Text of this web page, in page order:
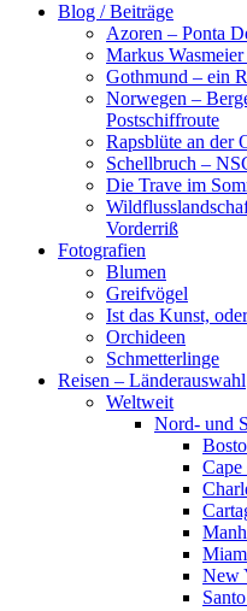
Blog / Beiträge
Azoren – Ponta
Markus
Gothmund – ein
Norwegen –
Postschiffroute
Rapsblüte an der
Schellbruch –
Die Trave im
Vorderriß
Fotografien
Blumen
Greifvögel
Ist das Kunst,
Orchideen
Schmetterlinge
Reisen – Länderauswahl
Weltweit
Nord- und
Cape
New